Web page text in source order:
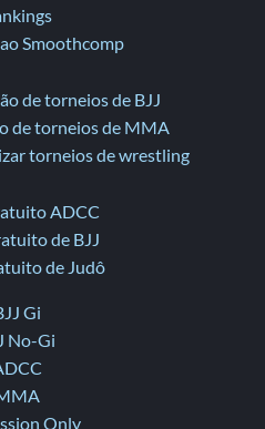
Smoothcomp
de torneios de BJJ
de torneios de MMA
torneios de wrestling
ADCC
de BJJ
de Judô
Gi
No-Gi
Only